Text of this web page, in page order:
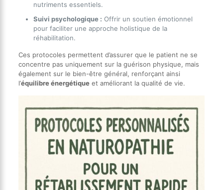
nutriments essentiels.
Suivi psychologique : Offrir un soutien émotionnel
pour faciliter une approche holistique de la
réhabilitation.
Ces protocoles permettent d’assurer que le patient ne se
concentre pas uniquement sur la guérison physique, mais
également sur le bien-être général, renforçant ainsi
l’équilibre énergétiqueet améliorant la qualité de vie.